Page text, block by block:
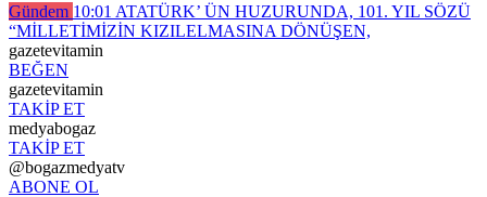
Gündem 10:01 ATATÜRK’ ÜN HUZURUNDA, 101. YIL SÖZÜ
“MİLLETİMİZİN KIZILELMASINA DÖNÜŞEN,
gazetevitamin
BEĞEN
gazetevitamin
TAKİP ET
medyabogaz
TAKİP ET
@bogazmedyatv
ABONE OL